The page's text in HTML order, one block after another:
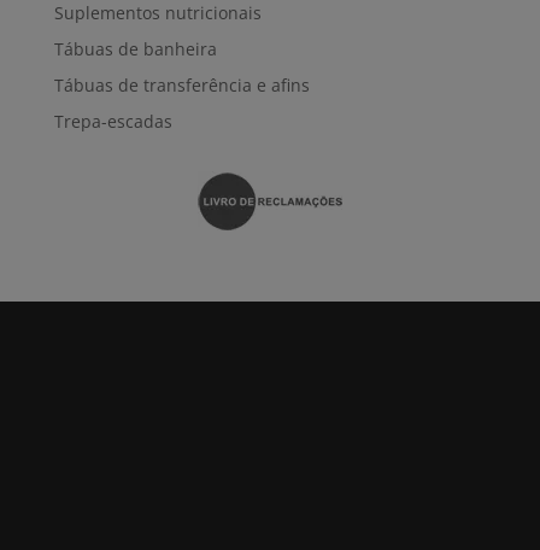
Suplementos nutricionais
Tábuas de banheira
Tábuas de transferência e afins
Trepa-escadas